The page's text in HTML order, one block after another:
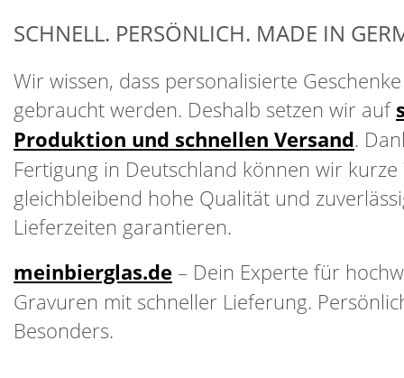
SCHNELL. PERSÖNLICH. MADE IN
Wir wissen, dass personalisierte
gebraucht werden. Deshalb setzen wir auf
Produktion und schnellen Versand.
Fertigung in Deutschland können wir kurze
gleichbleibend hohe Qualität und
Lieferzeiten garantieren.
meinbierglas.de – Dein Experte für
Gravuren mit schneller Lieferung.
Besonders.